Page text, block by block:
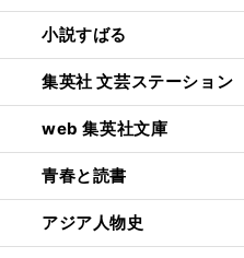
小説すばる
集英社 文芸ステーション
web 集英社文庫
青春と読書
アジア人物史